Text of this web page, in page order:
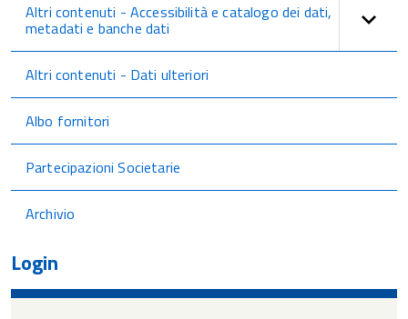
Altri contenuti - Accessibilità e catalogo dei dati,
metadati e banche dati
Altri contenuti - Dati ulteriori
Albo fornitori
Partecipazioni Societarie
Archivio
Login